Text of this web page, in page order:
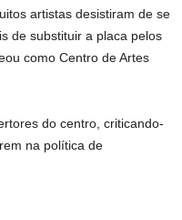
artistas desistiram de se
de substituir a placa pelos
como Centro de Artes
do centro, criticando-
na política de